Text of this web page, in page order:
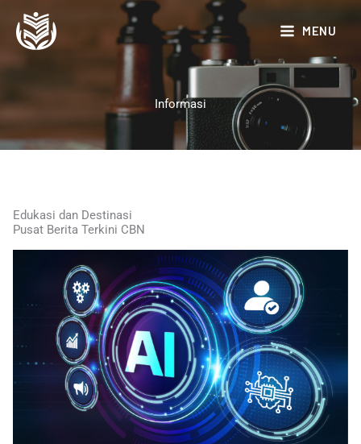
Lewati
konten
MENU
Informasi
Edukasi dan Destinasi
Pusat Berita Terkini CBN